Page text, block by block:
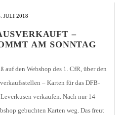
JULI 2018
–
AM SONNTAG
auf den Webshop des 1. CfR, über den
– Karten für das DFB-
verkaufen. Nach nur 14
gebuchten Karten weg. Das freut